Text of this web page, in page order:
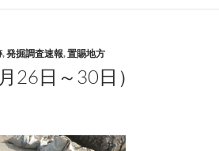
,発掘調査速報,置賜地方
26日～30日）